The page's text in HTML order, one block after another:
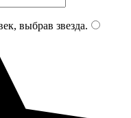
выбрав звезда.